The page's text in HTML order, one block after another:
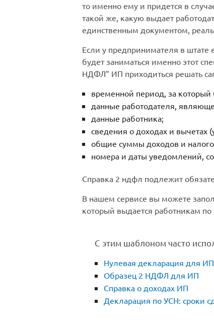
то именно ему и придется в
такой же, какую выдает
единственным документом,
Если у предпринимателя в штате
будет заниматься именно этот
НДФЛ” ИП приходиться решать
временной период, за
данные работодателя,
данные работника;
сведения о доходах и вычетах
общие суммы доходов и
номера и даты уведомлений,
Справка 2 ндфл подлежит
В нашем сервисе вы можете
который выдается работникам
С этим шаблоном часто
Нулевая декларация для
Образец 2 НДФЛ для ИП
Справка о доходах ИП
Декларация по УСН: сроки